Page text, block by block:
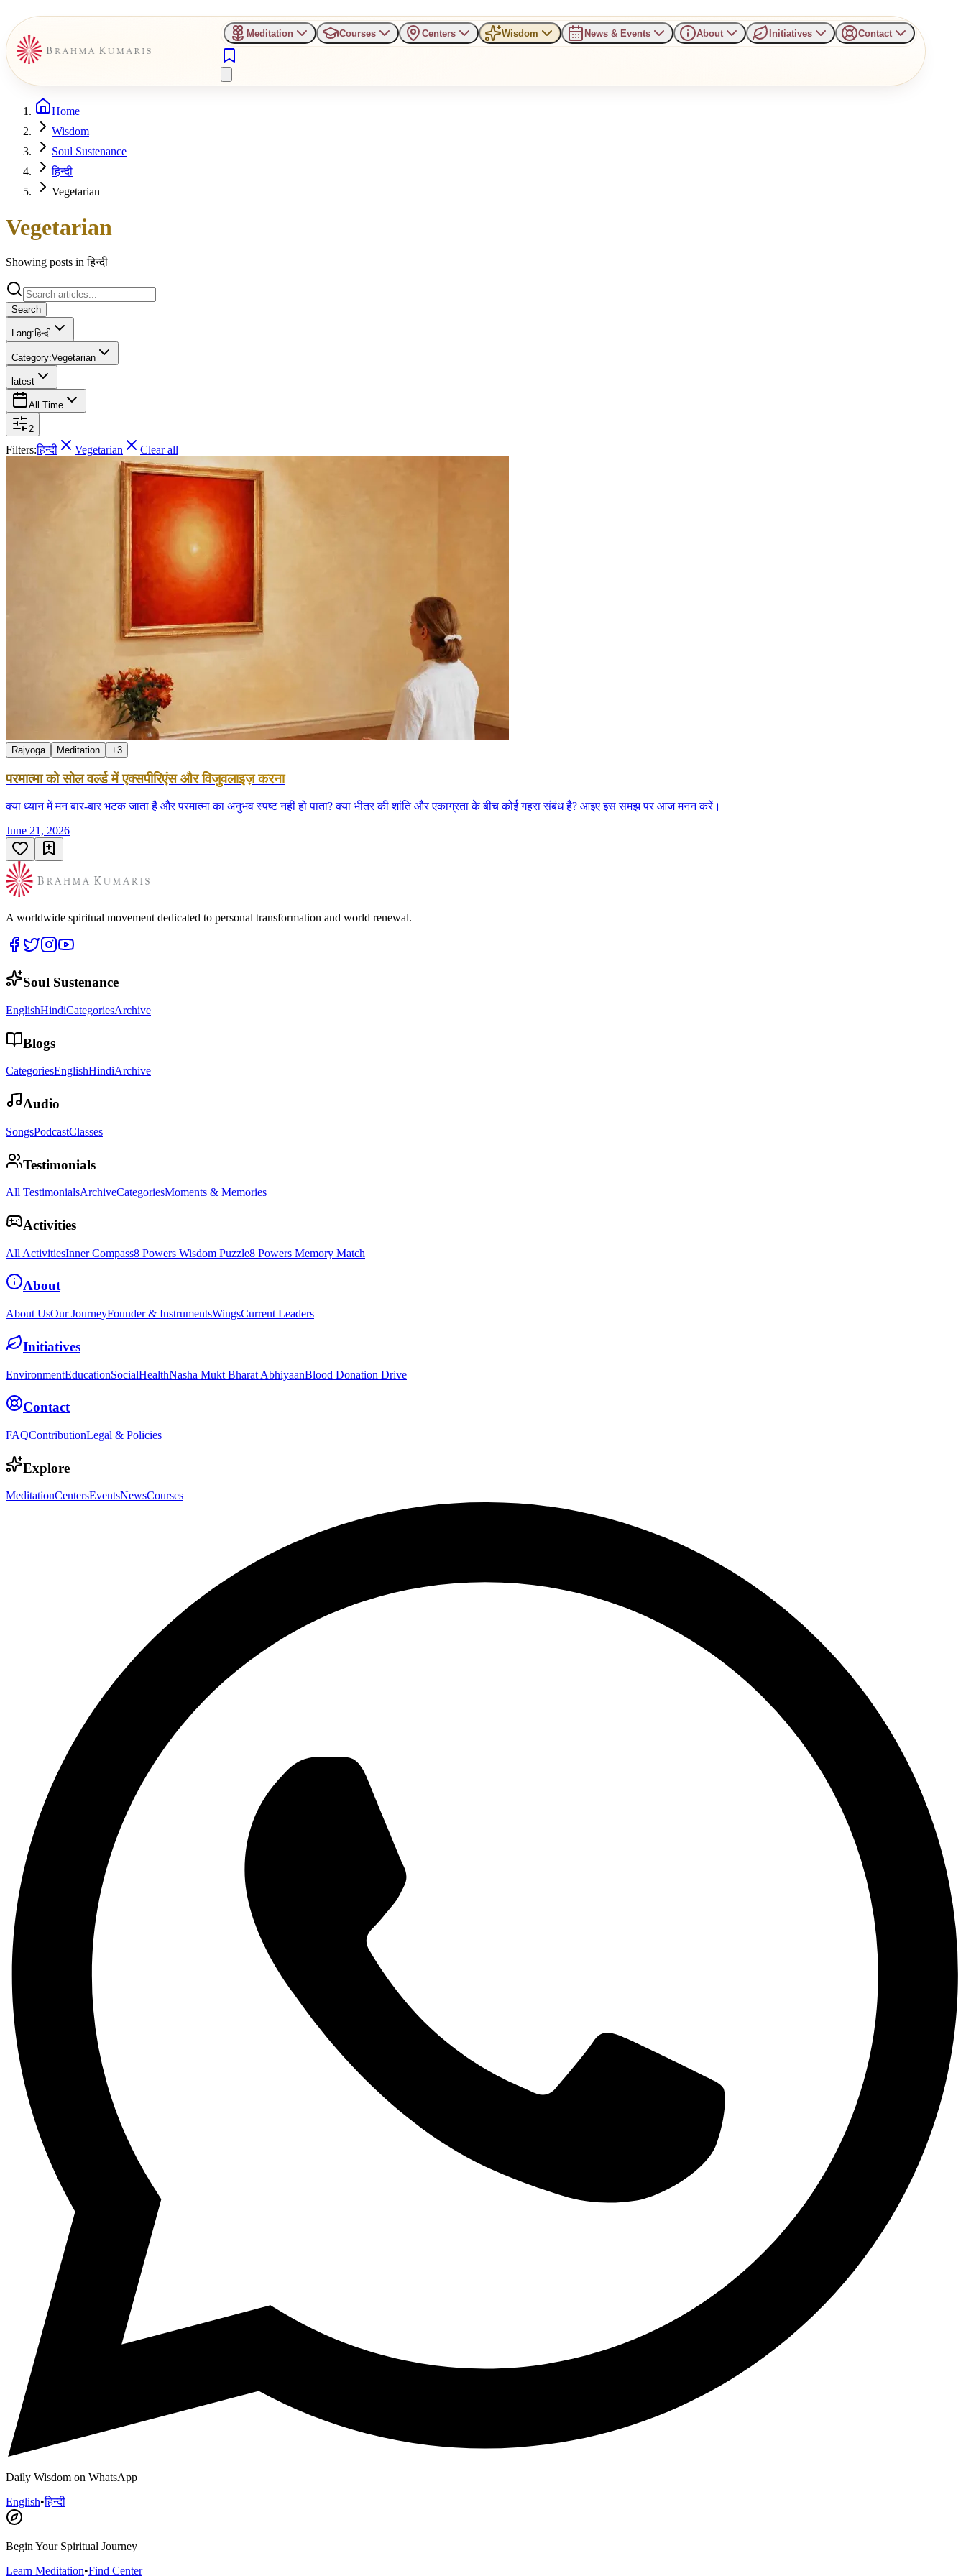
Meditation Courses Centers Wisdom News & Events About Initiatives Contact
Home
Wisdom
Soul Sustenance
हिन्दी
Vegetarian
Vegetarian
Showing posts inहिन्दी
Search
Lang:हिन्दी
Category:Vegetarian
latest
All Time
2
Filters:हिन्दी Vegetarian Clear all
Rajyoga Meditation +3
परमात्मा को सोल वर्ल्ड में एक्सपीरिएंस और विजुवलाइज़ करना
क्या ध्यान में मन बार-बार भटक जाता है और परमात्मा का अनुभव स्पष्ट नहीं हो पाता? क्या भीतर की शांति और एकाग्रता के बीच कोई गहरा संबंध है? आइए इस समझ पर आज मनन करें।
June 21, 2026
A worldwide spiritual movement dedicated to personal transformation and world renewal.
Soul Sustenance
EnglishHindiCategoriesArchive
Blogs
CategoriesEnglishHindiArchive
Audio
SongsPodcastClasses
Testimonials
All TestimonialsArchiveCategoriesMoments & Memories
Activities
All ActivitiesInner Compass8 Powers Wisdom Puzzle8 Powers Memory Match
About
About UsOur JourneyFounder & InstrumentsWingsCurrent Leaders
Initiatives
EnvironmentEducationSocialHealthNasha Mukt Bharat AbhiyaanBlood Donation Drive
Contact
FAQContributionLegal & Policies
Explore
MeditationCentersEventsNewsCourses
Daily Wisdom on WhatsApp
English•हिन्दी
Begin Your Spiritual Journey
Learn Meditation•Find Center